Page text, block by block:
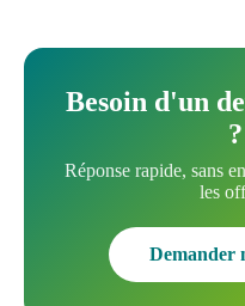
Besoin d'un
?
Réponse rapide, sans
les
Demander